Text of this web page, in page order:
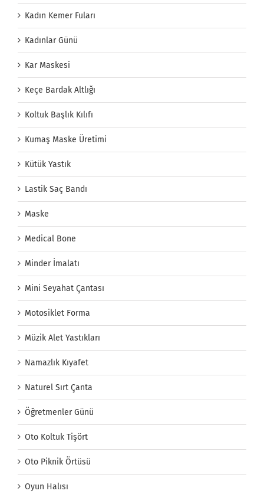
Kadın Kemer Fuları
Kadınlar Günü
Kar Maskesi
Keçe Bardak Altlığı
Koltuk Başlık Kılıfı
Kumaş Maske Üretimi
Kütük Yastık
Lastik Saç Bandı
Maske
Medical Bone
Minder İmalatı
Mini Seyahat Çantası
Motosiklet Forma
Müzik Alet Yastıkları
Namazlık Kıyafet
Naturel Sırt Çanta
Öğretmenler Günü
Oto Koltuk Tişört
Oto Piknik Örtüsü
Oyun Halısı